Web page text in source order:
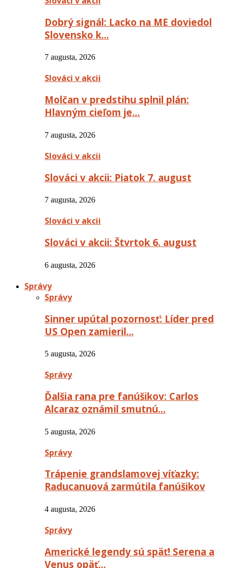
Dobrý signál: Lacko na ME doviedol
Slovensko k…
7 augusta, 2026
Slováci v akcii
Molčan v predstihu splnil plán:
Hlavným cieľom je…
7 augusta, 2026
Slováci v akcii
Slováci v akcii: Piatok 7. august
7 augusta, 2026
Slováci v akcii
Slováci v akcii: Štvrtok 6. august
6 augusta, 2026
Správy
Správy
Sinner upútal pozornosť: Líder pred
US Open zamieril…
5 augusta, 2026
Správy
Ďalšia rana pre fanúšikov: Carlos
Alcaraz oznámil smutnú…
5 augusta, 2026
Správy
Trápenie grandslamovej víťazky:
Raducanuová zarmútila fanúšikov
4 augusta, 2026
Správy
Americké legendy sú späť! Serena a
Venus opäť…